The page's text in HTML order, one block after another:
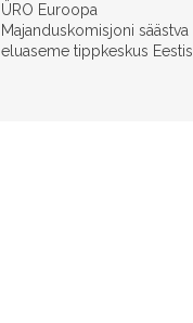
ÜRO Euroopa
Majanduskomisjoni säästva
eluaseme tippkeskus Eestis